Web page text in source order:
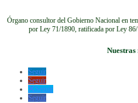
Órgano consultor del Gobierno Nacional en
por Ley 71/1890, ratificada por Ley
Nuestras
Seguir
Seguir
Seguir
Seguir